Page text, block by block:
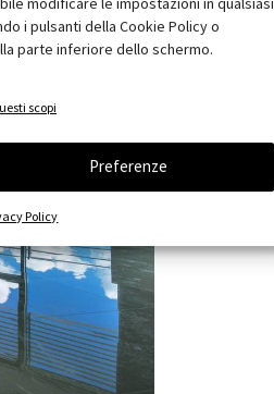
i pulsanti della Cookie Policy o
parte inferiore dello schermo.
scopi
Preferenze
Policy